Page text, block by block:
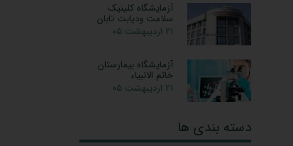
آزمایشگاه کلینیک
سلامت ودیابت تابان
۲۱ اردیبهشت ۰۵
آزمایشگاه بیمارستان
خاتم الانبیاء
۲۱ اردیبهشت ۰۵
دسته بندی ها